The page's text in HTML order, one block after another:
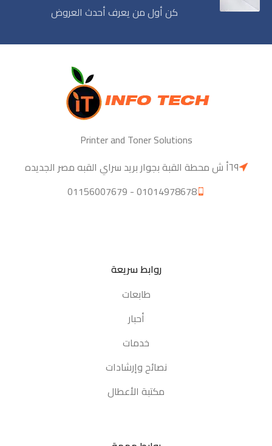
كن أول من يعرف أحدث العروض
روابط سريعة
طابعات
أحبار
خدمات
نصائح وإرشادات
مكتبة الأعطال
Printer and Toner Solutions
٦٩أ ش محطة القبة بجوار بريد سراي القبه مصر الجديده
01014978678 - 01156007679